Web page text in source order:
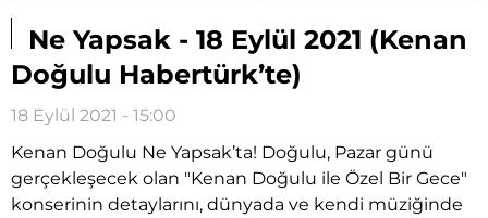
Ne Yapsak - 18 Eylül 2021 (Kenan
Doğulu Habertürk’te)
18 Eylül 2021 - 15:00
Kenan Doğulu Ne Yapsak’ta! Doğulu, Pazar günü
gerçekleşecek olan "Kenan Doğulu ile Özel Bir Gece"
konserinin detaylarını, dünyada ve kendi müziğinde